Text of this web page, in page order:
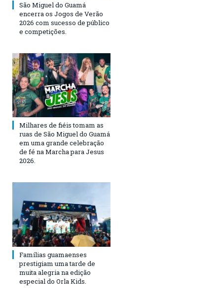
São Miguel do Guamá
encerra os Jogos de Verão
2026 com sucesso de público
e competições.
Milhares de fiéis tomam as
ruas de São Miguel do Guamá
em uma grande celebração
de fé na Marcha para Jesus
2026.
Famílias guamaenses
prestigiam uma tarde de
muita alegria na edição
especial do Orla Kids.